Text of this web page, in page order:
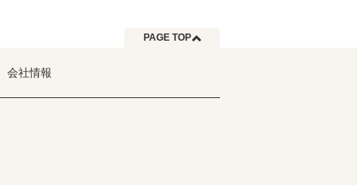
PAGE TOP
会社情報